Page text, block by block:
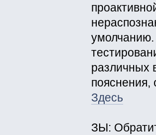
умолчанию.
различных
Здесь
ЗЫ: